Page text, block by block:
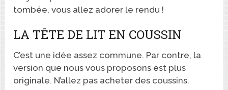
tombée, vous allez adorer le rendu !
LA TÊTE DE LIT EN COUSSIN
C’est une idée assez commune. Par contre, la
version que nous vous proposons est plus
originale. N’allez pas acheter des coussins.